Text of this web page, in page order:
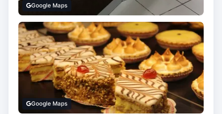
Google Maps
Google Maps